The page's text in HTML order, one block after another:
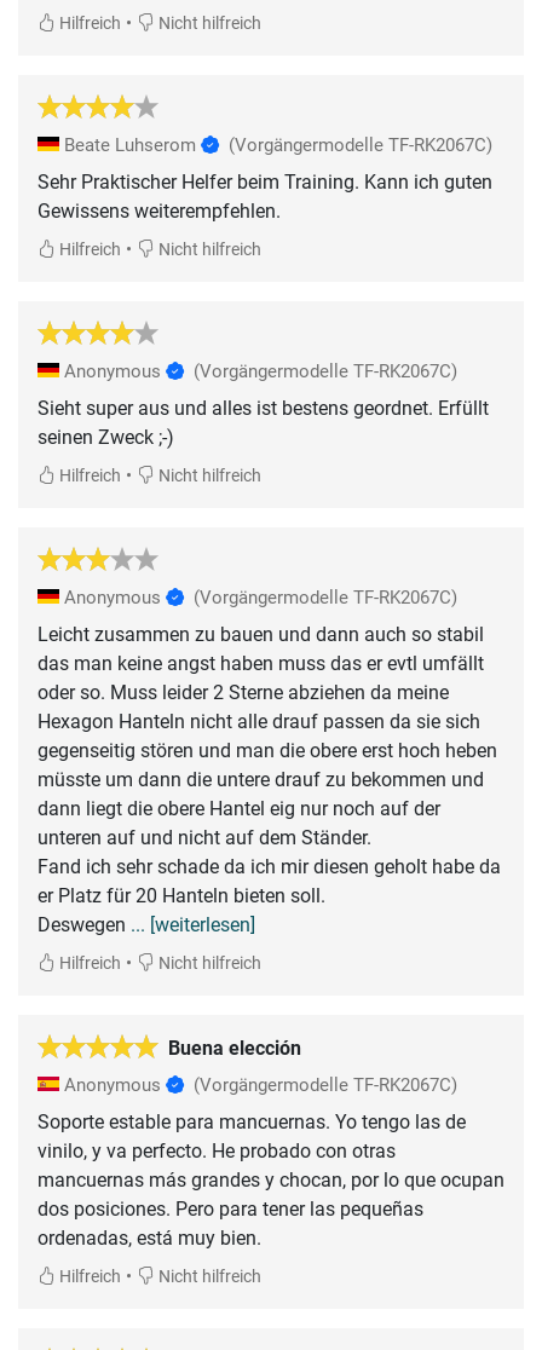
Hilfreich • Nicht hilfreich
Beate Luhserom (Vorgängermodelle TF-RK2067C)
Sehr Praktischer Helfer beim Training. Kann ich guten
Gewissens weiterempfehlen.
Hilfreich • Nicht hilfreich
Anonymous (Vorgängermodelle TF-RK2067C)
Sieht super aus und alles ist bestens geordnet. Erfüllt
seinen Zweck ;-)
Hilfreich • Nicht hilfreich
Anonymous (Vorgängermodelle TF-RK2067C)
Leicht zusammen zu bauen und dann auch so stabil
das man keine angst haben muss das er evtl umfällt
oder so. Muss leider 2 Sterne abziehen da meine
Hexagon Hanteln nicht alle drauf passen da sie sich
gegenseitig stören und man die obere erst hoch heben
müsste um dann die untere drauf zu bekommen und
dann liegt die obere Hantel eig nur noch auf der
unteren auf und nicht auf dem Ständer.
Fand ich sehr schade da ich mir diesen geholt habe da
er Platz für 20 Hanteln bieten soll.
Deswegen ... [weiterlesen]
Hilfreich • Nicht hilfreich
Buena elección
Anonymous (Vorgängermodelle TF-RK2067C)
Soporte estable para mancuernas. Yo tengo las de
vinilo, y va perfecto. He probado con otras
mancuernas más grandes y chocan, por lo que ocupan
dos posiciones. Pero para tener las pequeñas
ordenadas, está muy bien.
Hilfreich • Nicht hilfreich